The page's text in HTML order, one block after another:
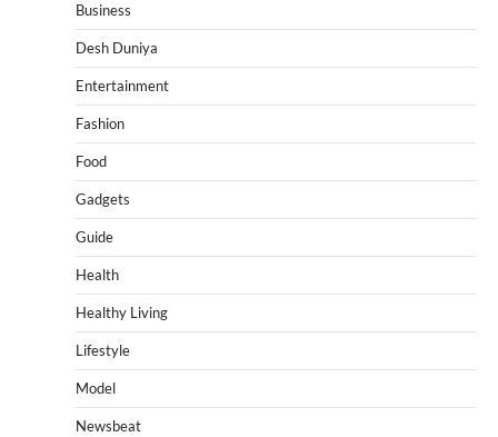
Business
Desh Duniya
Entertainment
Fashion
Food
Gadgets
Guide
Health
Healthy Living
Lifestyle
Model
Newsbeat